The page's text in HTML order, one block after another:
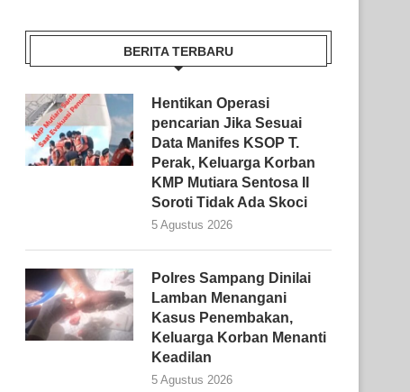
BERITA TERBARU
Hentikan Operasi
pencarian Jika Sesuai
Data Manifes KSOP T.
Perak, Keluarga Korban
KMP Mutiara Sentosa II
Soroti Tidak Ada Skoci
5 Agustus 2026
Polres Sampang Dinilai
Lamban Menangani
Kasus Penembakan,
Keluarga Korban Menanti
Keadilan
5 Agustus 2026